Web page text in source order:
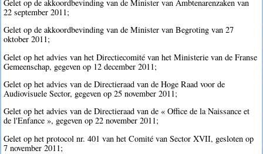
Gelet op de akkoordbevinding van de Minister van Ambtenarenzaken van
22 september 2011;
Gelet op de akkoordbevinding van de Minister van Begroting van 27
oktober 2011;
Gelet op het advies van het Directiecomité van het Ministerie van de Franse
Gemeenschap, gegeven op 12 december 2011;
Gelet op het advies van de Directieraad van de Hoge Raad voor de
Audiovisuele Sector, gegeven op 25 november 2011;
Gelet op het advies van de Directieraad van de « Office de la Naissance et
de l'Enfance », gegeven op 22 november 2011;
Gelet op het protocol nr. 401 van het Comité van Sector XVII, gesloten op
7 november 2011;